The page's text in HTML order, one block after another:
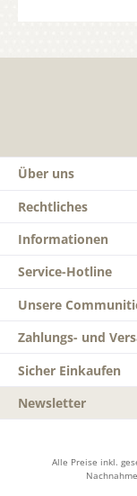
Über uns
Rechtliches
Informationen
Service-Hotline
Unsere
Zahlungs- und
Sicher Einkaufen
Newsletter
Alle Preise inkl.